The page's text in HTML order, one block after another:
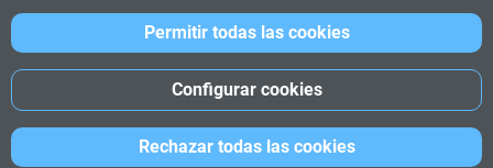
Rechazar todas las cookies
Configurar cookies
Permitir todas las cookies
UPC School
©Fundació Politècnica de Catalunya-Avíso legal-Política de
cookies-Política de privacidad